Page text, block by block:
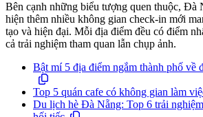
Bên cạnh những biểu tượng quen thuộc, Đà
hiện thêm nhiều không gian check-in mới
tạo và hiện đại. Mỗi địa điểm đều có điểm
cả trải nghiệm tham quan lẫn chụp ảnh.
Bật mí 5 địa điểm ngắm thành phố về
Top 5 quán cafe có không gian làm
Du lịch hè Đà Nẵng: Top 6 trải